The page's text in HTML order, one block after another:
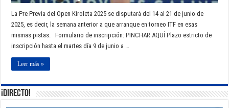
La Pre Previa del Open Kiroleta 2025 se disputará del 14 al 21 de junio de
2025, es decir, la semana anterior a que arranque en torneo ITF en esas
mismas pistas. Formulario de inscripción: PINCHAR AQUÍ Plazo estricto de
inscripción hasta el martes día 9 de junio a …
Leer más »
¡DIRECTO!